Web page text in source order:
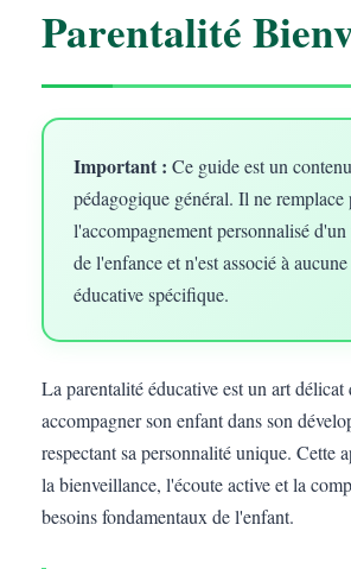
Parentalité
Important : Ce guide est un
pédagogique général. Il ne remplace
l'accompagnement personnalisé
de l'enfance et n'est associé à
éducative spécifique.
La parentalité éducative est un art délicat
accompagner son enfant dans son
respectant sa personnalité unique. Cette
la bienveillance, l'écoute active et la
besoins fondamentaux de l'enfant.